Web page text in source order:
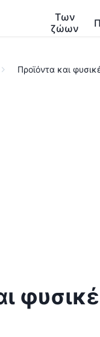
Των
ζώων
Προϊόντα και